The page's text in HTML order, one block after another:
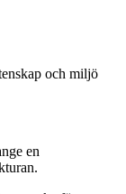
och miljö
en